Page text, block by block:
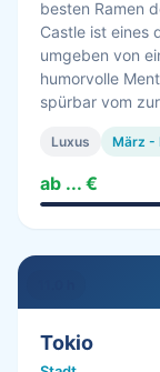
besten Ramen
Castle ist eines
umgeben von
humorvolle
spürbar vom
Luxus März -
ab ... €
Tokio